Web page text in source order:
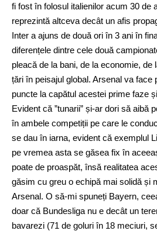
fi fost în folosul italienilor acum 30 de
reprezintă altceva decât un afis
Inter a ajuns de două ori în 3 ani în
diferențele dintre cele două
pleacă de la bani, de la economie, de
țări în peisajul global. Arsenal va face
puncte la capătul acestei prime faze
Evident că ”tunarii” și-ar dori să aibă
în ambele competiții pe care le
se dau în iarna, evident că exemplul
pe vremea asta se găsea fix în
poate de proaspăt, însă realitatea
găsim cu greu o echipă mai solidă și
Arsenal. O să-mi spuneți Bayern,
doar că Bundesliga nu e decât un
bavarezi (71 de goluri în 18 meciuri,